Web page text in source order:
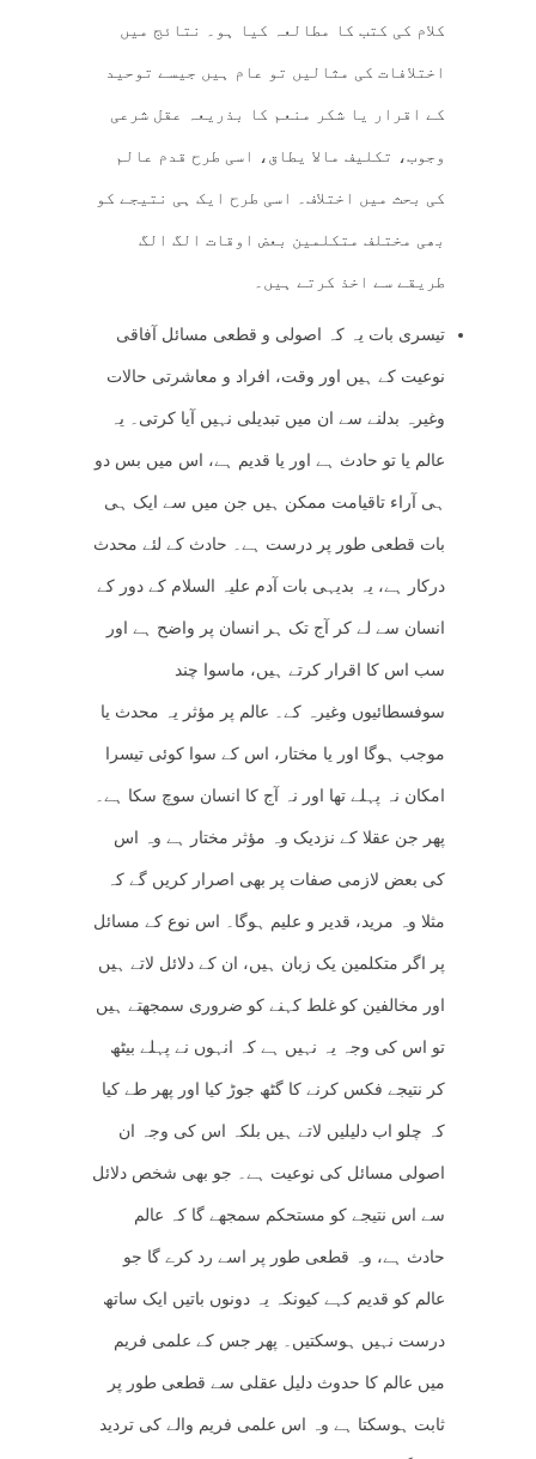
کلام کی کتب کا مطالعہ کیا ہو۔ نتائج میں
اختلافات کی مثالیں تو عام ہیں جیسے توحید
کے اقرار یا شکر منعم کا بذریعہ عقل شرعی
وجوب، تکلیف مالا یطاق، اسی طرح قدم عالم
کی بحث میں اختلاف۔ اسی طرح ایک ہی نتیجے کو
بھی مختلف متکلمین بعض اوقات الگ الگ
طریقے سے اخذ کرتے ہیں۔
تیسری بات یہ کہ اصولی و قطعی مسائل آفاقی
نوعیت کے ہیں اور وقت، افراد و معاشرتی حالات
وغیرہ بدلنے سے ان میں تبدیلی نہیں آیا کرتی۔ یہ
عالم یا تو حادث ہے اور یا قدیم ہے، اس میں بس دو
ہی آراء تاقیامت ممکن ہیں جن میں سے ایک ہی
بات قطعی طور پر درست ہے۔ حادث کے لئے محدث
درکار ہے، یہ بدیہی بات آدم علیہ السلام کے دور کے
انسان سے لے کر آج تک ہر انسان پر واضح ہے اور
سب اس کا اقرار کرتے ہیں، ماسوا چند
سوفسطائیوں وغیرہ کے۔ عالم پر مؤثر یہ محدث یا
موجب ہوگا اور یا مختار، اس کے سوا کوئی تیسرا
امکان نہ پہلے تھا اور نہ آج کا انسان سوچ سکا ہے۔
پھر جن عقلا کے نزدیک وہ مؤثر مختار ہے وہ اس
کی بعض لازمی صفات پر بھی اصرار کریں گے کہ
مثلا وہ مرید، قدیر و علیم ہوگا۔ اس نوع کے مسائل
پر اگر متکلمین یک زبان ہیں، ان کے دلائل لاتے ہیں
اور مخالفین کو غلط کہنے کو ضروری سمجھتے ہیں
تو اس کی وجہ یہ نہیں ہے کہ انہوں نے پہلے بیٹھ
کر نتیجے فکس کرنے کا گٹھ جوڑ کیا اور پھر طے کیا
کہ چلو اب دلیلیں لاتے ہیں بلکہ اس کی وجہ ان
اصولی مسائل کی نوعیت ہے۔ جو بھی شخص دلائل
سے اس نتیجے کو مستحکم سمجھے گا کہ عالم
حادث ہے، وہ قطعی طور پر اسے رد کرے گا جو
عالم کو قدیم کہے کیونکہ یہ دونوں باتیں ایک ساتھ
درست نہیں ہوسکتیں۔ پھر جس کے علمی فریم
میں عالم کا حدوث دلیل عقلی سے قطعی طور پر
ثابت ہوسکتا ہے وہ اس علمی فریم والے کی تردید